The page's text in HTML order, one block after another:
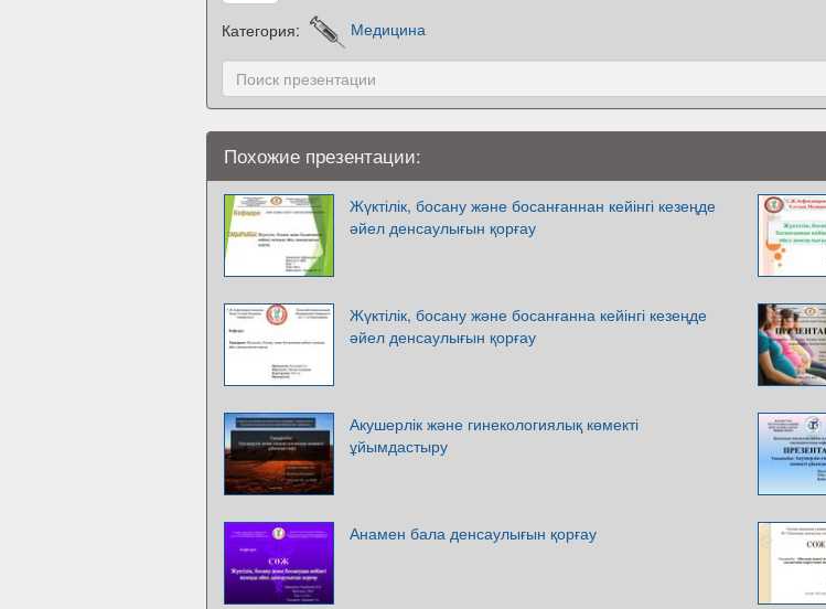
Категория: Медицина
Похожие презентации:
Жүктілік, босану және босанғаннан кейінгі кезеңде
әйел денсаулығын қорғау
Жүктілік, босану және босанғанна кейінгі кезеңде
әйел денсаулығын қорғау
Акушерлік және гинекологиялық көмекті
ұйымдастыру
Анамен бала денсаулығын қорғау